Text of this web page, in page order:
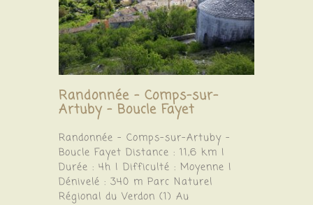
Randonnée – Comps-sur-
Artuby – Boucle Fayet
Randonnée – Comps-sur-Artuby –
Boucle Fayet Distance : 11,6 km |
Durée : 4h | Difficulté : Moyenne |
Dénivelé : 340 m Parc Naturel
Régional du Verdon (1) Au